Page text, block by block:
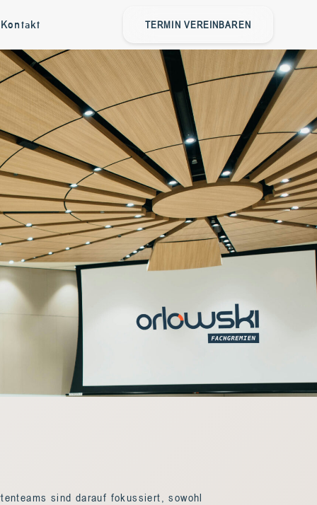
TERMIN VEREINBAREN
Kontakt
sind darauf fokussiert, sowohl